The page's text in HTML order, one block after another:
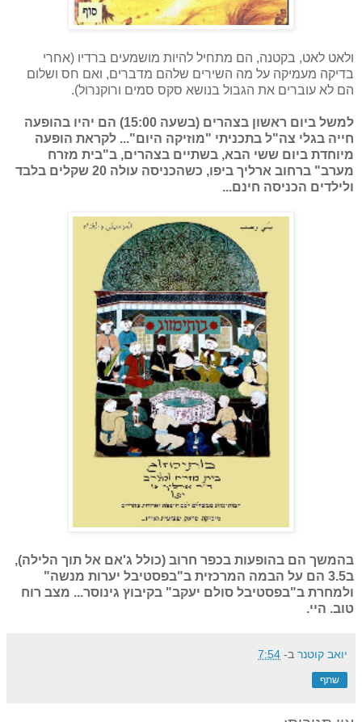
ולאט לאט, בקטנה, הם מתחיל להיות מושמעים ברדיו (אחרי
בדיקה מעמיקה על מה השירים שלהם מדברים, ואם חס ושלום
הם לא עוברים את הגבול בנושא סקס סמים ורוקנרול).
למשל ביום ראשון בצהרים (בשעה 15:00) הם יהיו בהופעה
חייה בגלי צה"ל בתכניתי "מוזיקה היום"... לקראת הופעה
מיוחדת ביום ששי הבא, בשתיים בצהרים, ב"בית מזרח
מערב" ברחוב ארליך ביפו, כשהכניסה עולה 20 שקלים בלבד
ולילדים הכניסה חינם...
בהמשך הם בהופעות בכפר חרוב (כולל ג'אם אל תוך הלילה),
ב3.5 הם על הבמה המרכזית ב"
בפסטיבל יערות מנשה"
ולמחרת ב"בפסטיבל סולם יעקב" בקיבוץ גינוסר... מצב רוח
טוב. היי.
יואב קוטנר ב- 7:54
שתף